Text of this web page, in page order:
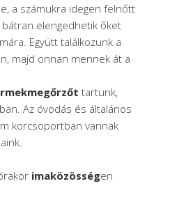
a számukra idegen felnőtt
bátran elengedhetik őket
Együtt találkozunk a
majd onnan mennek át a
tartunk,
Az óvodás és általános
korcsoportban vannak
imaközösségen